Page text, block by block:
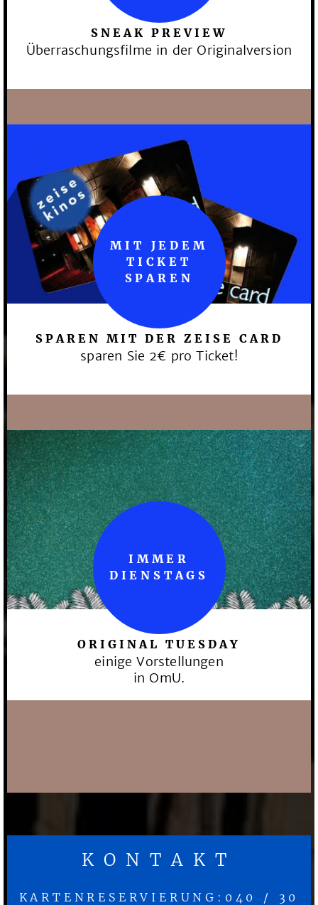
SNEAK PREVIEW
Überraschungsfilme in der Originalversion
SPAREN MIT DER ZEISE CARD
sparen Sie 2€ pro Ticket!
MIT JEDEM
TICKET
SPAREN
ORIGINAL TUESDAY
einige Vorstellungen
in OmU.
IMMER
DIENSTAGS
KONTAKT
KARTENRESERVIERUNG:040 / 30